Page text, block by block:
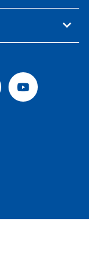
Youtube